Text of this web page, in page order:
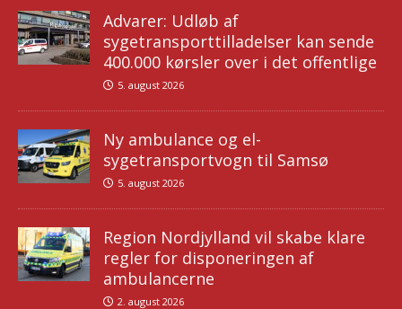
Advarer: Udløb af
sygetransporttilladelser kan sende
400.000 kørsler over i det offentlige
5. august 2026
Ny ambulance og el-
sygetransportvogn til Samsø
5. august 2026
Region Nordjylland vil skabe klare
regler for disponeringen af
ambulancerne
2. august 2026